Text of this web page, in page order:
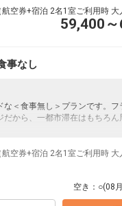
航空券+宿泊 2名1室ご利用時 大
59,400
事なし
＜食事無し＞プランです。フ
から、一都市滞在はもちろん
！フライトマイル50%貯まり
の追加（同時予約）が可能な
航空券+宿泊 2名1室ご利用時 大
空き： ○(08